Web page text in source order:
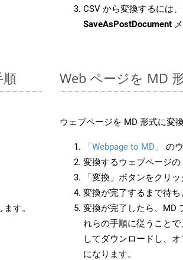
CSV から変換するには
SaveAsPostDocument
順
す。
Web ページを MD
ウェブページを MD 形式に変
「Webpage to MD」
の
変換するウェブページの
「変換」ボタンをクリ
変換が完了するまで待ち
変換が完了したら、MD
れらの手順に従うこと
してダウンロードし、
になります。